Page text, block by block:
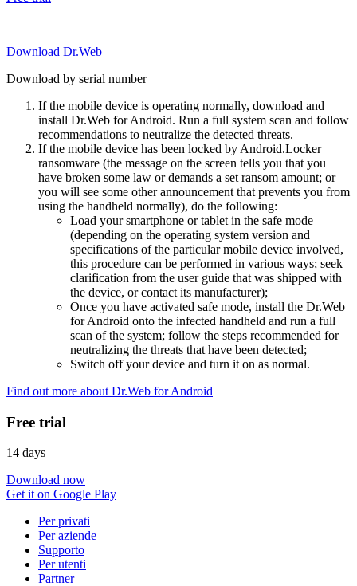
Download Dr.Web
Download by serial number
If the mobile device is operating normally, download and
install Dr.Web for Android. Run a full system scan and follow
recommendations to neutralize the detected threats.
If the mobile device has been locked by Android.Locker
ransomware (the message on the screen tells you that you
have broken some law or demands a set ransom amount; or
you will see some other announcement that prevents you from
using the handheld normally), do the following:
Load your smartphone or tablet in the safe mode
(depending on the operating system version and
specifications of the particular mobile device involved,
this procedure can be performed in various ways; seek
clarification from the user guide that was shipped with
the device, or contact its manufacturer);
Once you have activated safe mode, install the Dr.Web
for Android onto the infected handheld and run a full
scan of the system; follow the steps recommended for
neutralizing the threats that have been detected;
Switch off your device and turn it on as normal.
Find out more about Dr.Web for Android
Free trial
14 days
Download now
Get it on Google Play
Per privati
Per aziende
Supporto
Per utenti
Partner